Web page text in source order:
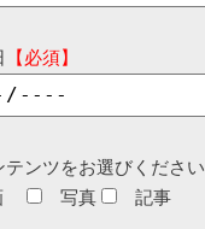
【必須】
ンツをお選びください
写真 記事